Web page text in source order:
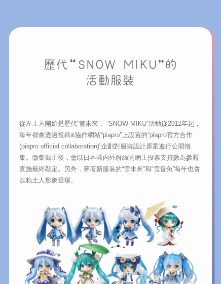
歷代“SNOW MIKU”的
活動服裝
從左上方開始是歷代“雪未來”。“SNOW MIKU”活動從2012年起，
每年都會透過投稿&協作網站“piapro”上設置的“piapro官方合作
(piapro official collaboration)”企劃對服裝設計原案進行公開徵
集。徵集截止後，會以日本國內外粉絲的網上投票支持數為參照
實施最終敲定。另外，穿著新服装的“雪未來”和“雪音兔”每年也會
以粘土人形象登場。